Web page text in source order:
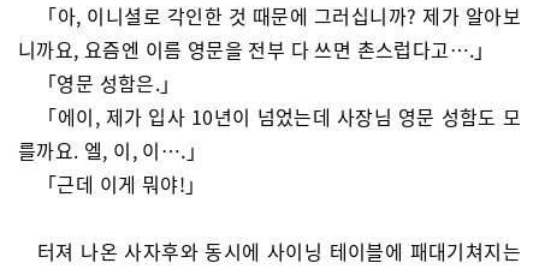
「아, 이니셜로 각인한 것 때문에 그러십니까? 제가 알아보
니까요, 요즘엔 이름 영문을 전부 다 쓰면 촌스럽다고….」
「영문 성함은.」
「에이, 제가 입사 10년이 넘었는데 사장님 영문 성함도 모
를까요. 엘, 이, 이….」
「근데 이게 뭐야!」
터져 나온 사자후와 동시에 사이닝 테이블에 패대기쳐지는